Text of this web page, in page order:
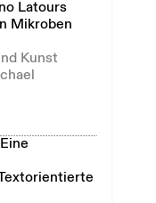
Latours
Mikroben
Kunst